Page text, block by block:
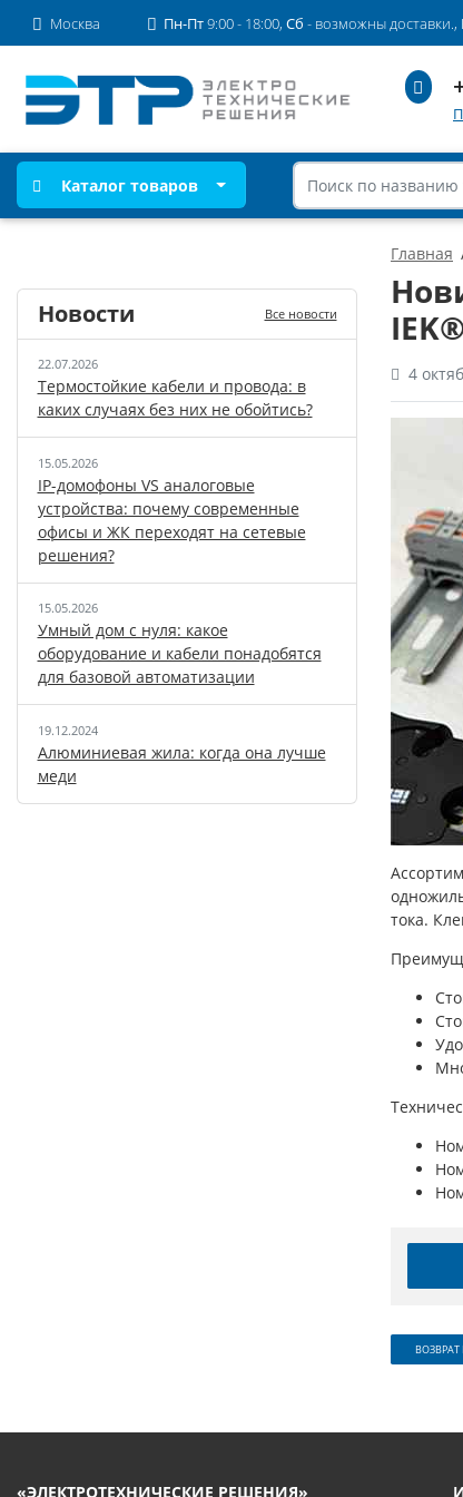
Москва Пн-Пт9:00 - 18:00, Сб - возможны доставки.,
Каталог товаров
Главная
4
тока.
Новости Все новости
22.07.2026
Термостойкие кабели и провода: в
каких случаях без них не обойтись?
15.05.2026
IP-домофоны VS аналоговые
устройства: почему современные
офисы и ЖК переходят на сетевые
решения?
15.05.2026
Умный дом с нуля: какое
оборудование и кабели понадобятся
для базовой автоматизации
19.12.2024
Алюминиевая жила: когда она лучше
меди
«ЭЛЕКТРОТЕХНИЧЕСКИЕ РЕШЕНИЯ»